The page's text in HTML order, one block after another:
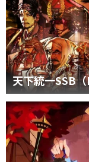
天下統一SSB